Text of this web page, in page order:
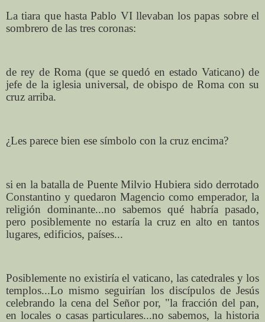
La tiara que hasta Pablo VI llevaban los papas sobre el
sombrero de las tres coronas:
de rey de Roma (que se quedó en estado Vaticano) de
jefe de la iglesia universal, de obispo de Roma con su
cruz arriba.
¿Les parece bien ese símbolo con la cruz encima?
si en la batalla de Puente Milvio Hubiera sido derrotado
Constantino y quedaron Magencio como emperador, la
religión dominante...no sabemos qué habría pasado,
pero posiblemente no estaría la cruz en alto en tantos
lugares, edificios, países...
Posiblemente no existiría el vaticano, las catedrales y los
templos...Lo mismo seguirían los discípulos de Jesús
celebrando la cena del Señor por, "la fracción del pan,
en locales o casas particulares...no sabemos, la historia